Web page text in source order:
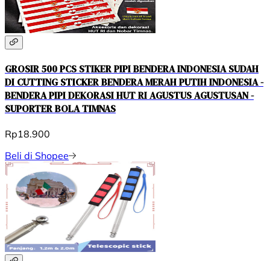
GROSIR 500 PCS STIKER PIPI BENDERA INDONESIA SUDAH
DI CUTTING STICKER BENDERA MERAH PUTIH INDONESIA -
BENDERA PIPI DEKORASI HUT RI AGUSTUS AGUSTUSAN -
SUPORTER BOLA TIMNAS
Rp18.900
Beli di Shopee